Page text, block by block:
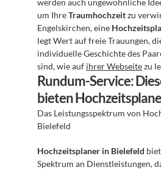
werden auch ungewöhnliche
um Ihre Traumhochzeit zu
Engelskirchen, eine
legt Wert auf freie Trauungen,
individuelle Geschichte des
sind, wie auf ihrer Webseite zu
Rundum-Service:
bieten
Das Leistungsspektrum von
Bielefeld
Hochzeitsplaner in Bielefeld
Spektrum an Dienstleistungen,